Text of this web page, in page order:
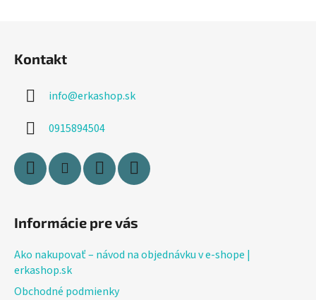
Kontakt
info@erkashop.sk
0915894504
Informácie pre vás
Ako nakupovať – návod na objednávku v e-shope |
erkashop.sk
Obchodné podmienky